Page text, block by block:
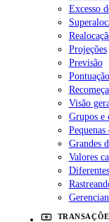
Excesso
Projeções
Previsão
Visão
Grupos e
Grandes
Valores